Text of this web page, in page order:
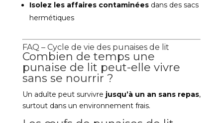
Isolez les affaires contaminéesdans des sacs
hermétiques
FAQ – Cycle de vie des punaises de lit
Combien de temps une
punaise de lit peut-elle vivre
sans se nourrir ?
Un adulte peut survivre jusqu’à un an sans repas,
surtout dans un environnement frais.